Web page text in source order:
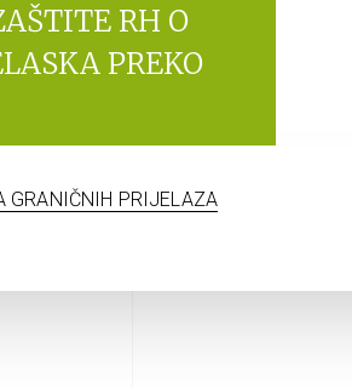
RH O
PREKO
GRANIČNIH PRIJELAZA